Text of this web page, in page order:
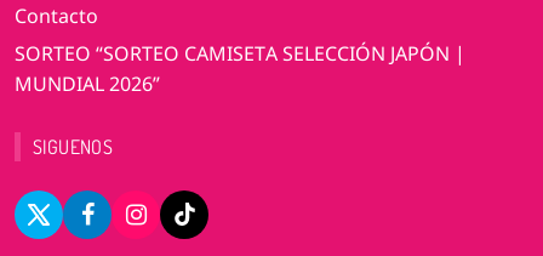
Contacto
SORTEO “SORTEO CAMISETA SELECCIÓN JAPÓN |
MUNDIAL 2026”
SIGUENOS